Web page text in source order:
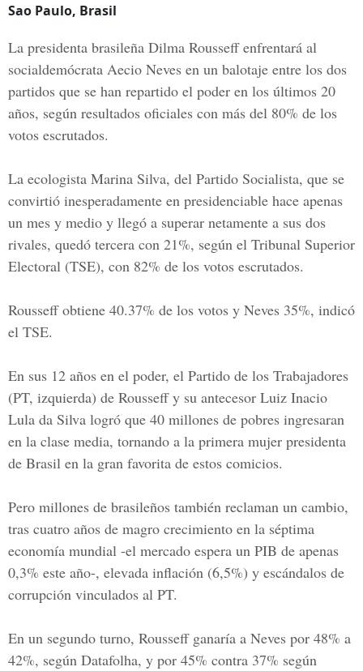
Sao Paulo, Brasil
La presidenta brasileña Dilma Rousseff enfrentará al
socialdemócrata Aecio Neves en un balotaje entre los dos
partidos que se han repartido el poder en los últimos 20
años, según resultados oficiales con más del 80% de los
votos escrutados.
La ecologista Marina Silva, del Partido Socialista, que se
convirtió inesperadamente en presidenciable hace apenas
un mes y medio y llegó a superar netamente a sus dos
rivales, quedó tercera con 21%, según el Tribunal Superior
Electoral (TSE), con 82% de los votos escrutados.
Rousseff obtiene 40.37% de los votos y Neves 35%, indicó
el TSE.
En sus 12 años en el poder, el Partido de los Trabajadores
(PT, izquierda) de Rousseff y su antecesor Luiz Inacio
Lula da Silva logró que 40 millones de pobres ingresaran
en la clase media, tornando a la primera mujer presidenta
de Brasil en la gran favorita de estos comicios.
Pero millones de brasileños también reclaman un cambio,
tras cuatro años de magro crecimiento en la séptima
economía mundial -el mercado espera un PIB de apenas
0,3% este año-, elevada inflación (6,5%) y escándalos de
corrupción vinculados al PT.
En un segundo turno, Rousseff ganaría a Neves por 48% a
42%, según Datafolha, y por 45% contra 37% según